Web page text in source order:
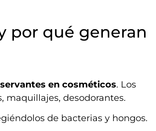
por qué generan
en cosméticos. Los
maquillajes, desodorantes.
de bacterias y hongos.